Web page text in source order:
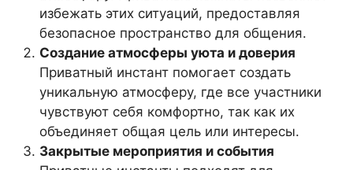
избежать этих ситуаций, предоставляя
безопасное пространство для общения.
Создание атмосферы уюта и доверия
Приватный инстант помогает создать
уникальную атмосферу, где все участники
чувствуют себя комфортно, так как их
объединяет общая цель или интересы.
Закрытые мероприятия и события